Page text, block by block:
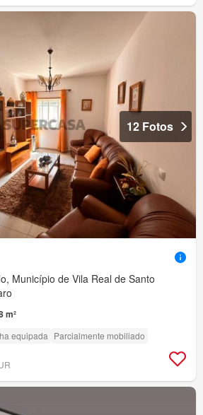
12 Fotos
Município de Vila Real de Santo
m²
equipada Parcialmente mobiliado